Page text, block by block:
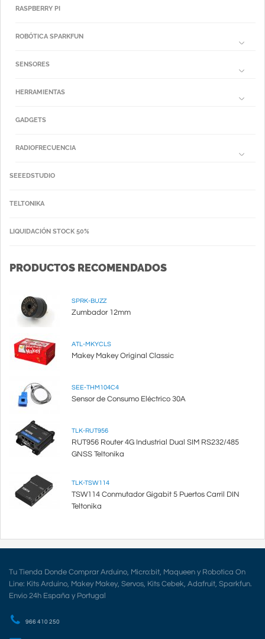
RASPBERRY PI
ROBÓTICA SPARKFUN
SENSORES
HERRAMIENTAS
GADGETS
RADIOFRECUENCIA
SEEEDSTUDIO
TELTONIKA
LIQUIDACIÓN STOCK 50%
PRODUCTOS RECOMENDADOS
SPRK-BUZZ
Zumbador 12mm
ATL-MKYCLS
Makey Makey Original Classic
SEE-THM104C4
Sensor de Consumo Eléctrico 30A
TLK-RUT956
RUT956 Router 4G Industrial Dual SIM RS232/485
GNSS Teltonika
TLK-TSW114
TSW114 Conmutador Gigabit 5 Puertos Carril DIN
Teltonika
Tu Tienda Donde Comprar Arduino, Micro:bit, Maqueen y Robotica On
Line: Kits Arduino, Makey Makey, Servos, Kits Cebek, Adafruit, Sparkfun.
Envio 24h España y Portugal
966 410 250